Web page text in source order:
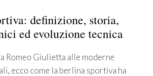
definizione, storia,
ed evoluzione tecnica
Romeo Giulietta alle moderne
ecco come la berlina sportiva ha